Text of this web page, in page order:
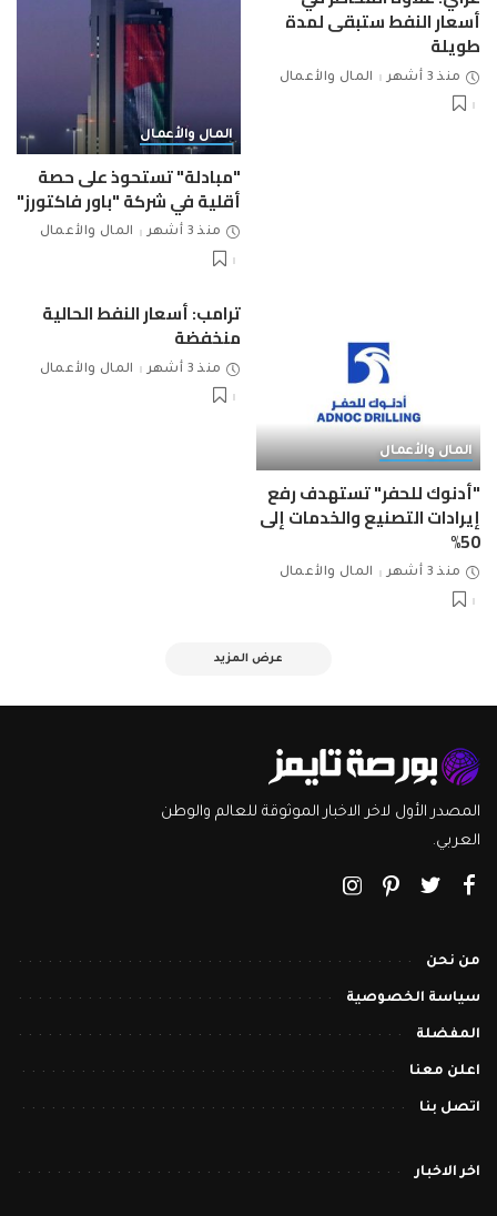
أسعار النفط ستبقى لمدة
طويلة
منذ 3 أشهر المال والأعمال
المال والأعمال
"مبادلة" تستحوذ على حصة
أقلية في شركة "باور فاكتورز"
منذ 3 أشهر المال والأعمال
المال والأعمال
"أدنوك للحفر" تستهدف رفع
إيرادات التصنيع والخدمات إلى
50%
منذ 3 أشهر المال والأعمال
ترامب: أسعار النفط الحالية
منخفضة
منذ 3 أشهر المال والأعمال
عرض المزيد
المصدر الأول لاخر الاخبار الموثوقة للعالم والوطن
العربي.
من نحن
سياسة الخصوصية
المفضلة
اعلن معنا
اتصل بنا
اخر الاخبار